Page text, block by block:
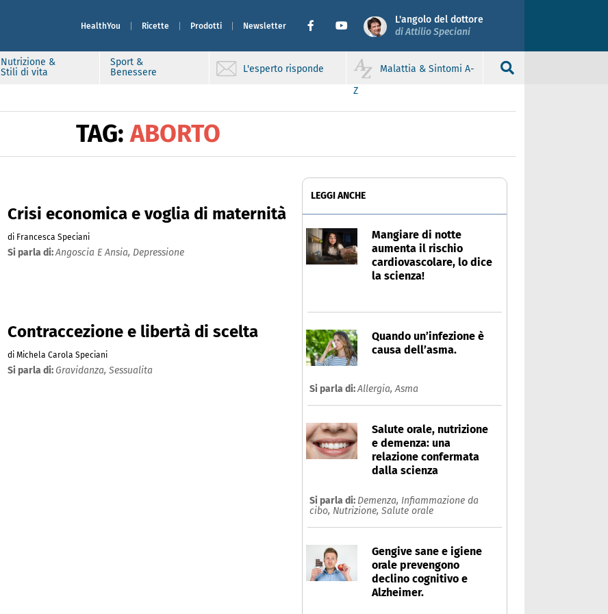
HealthYou Ricette Prodotti Newsletter
L'angolo del dottore
di Attilio Speciani
Nutrizione &
Stili di vita
Sport &
Benessere
L'esperto risponde
Malattia & Sintomi A-
Z
TAG: ABORTO
Crisi economica e voglia di maternità
di Francesca Speciani
Si parla di:Angoscia E Ansia, Depressione
Contraccezione e libertà di scelta
di Michela Carola Speciani
Si parla di: Gravidanza, Sessualita
LEGGI ANCHE
Mangiare di notte
aumenta il rischio
cardiovascolare, lo dice
la scienza!
Quando un’infezione è
causa dell’asma.
Si parla di:Allergia,Asma
Salute orale, nutrizione
e demenza: una
relazione confermata
dalla scienza
Si parla di: Demenza, Infiammazione da
cibo, Nutrizione, Salute orale
Gengive sane e igiene
orale prevengono
declino cognitivo e
Alzheimer.